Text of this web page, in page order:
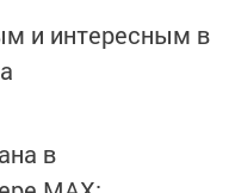
и интересным в
в